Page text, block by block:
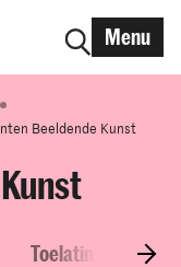
Menu
Beeldende Kunst
Toelatingseisen